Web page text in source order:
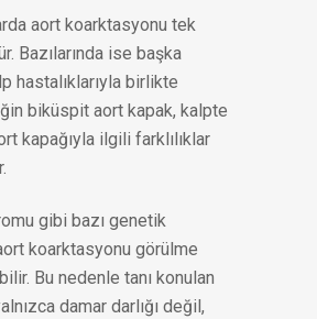
aort koarktasyonu tek
Bazılarında ise başka
hastalıklarıyla birlikte
biküspit aort kapak, kalpte
kapağıyla ilgili farklılıklar
gibi bazı genetik
koarktasyonu görülme
Bu nedenle tanı konulan
damar darlığı değil,